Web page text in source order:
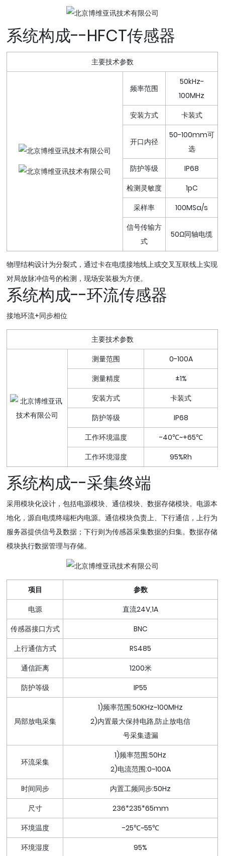
系统构成--HFCT传感器
主要技术参数
频率范围
50kHz-
100MHz
安装方式
卡装式
开口内径
50-100mm可
选
防护等级
IP68
检测灵敏度
1pC
采样率
100MSa/s
信号传输方
式
50Ω同轴电缆
物理结构设计为分裂式，通过卡在电缆接地线上或交叉互联线上实现
对局放脉冲信号的检测，现场安装极为方便。
系统构成--环流传感器
接地环流+同步相位
主要技术参数
测量范围
0-100A
测量精度
±1%
安装方式
卡装式
防护等级
IP68
工作环境温度
-40℃~+65℃
工作环境湿度
95%Rh
系统构成--采集终端
采用模块化设计，包括电源模块、通信模块、数据存储模块。电源本
地化，源自电缆终端柜内电源。通信模块负责上、下行通信，上行为
服务器提供信号及数据；下行则为传感器采集数据的归集。数据存储
模块执行数据管理与存储。
项目
参数
电源
直流24V,1A
传感器接口方式
BNC
上行通信方式
RS485
通信距离
1200米
防护等级
IP55
局部放电采集
1)频率范围:50KHz~100MHz
2)内置最大保持电路,防止放电信
号采集遗漏
环流采集
1)频率范围:50Hz
2)电流范围:0~100A
时间同步
内置工频同步:50Hz
尺寸
236*235*65mm
环境温度
-25℃~55℃
环境湿度
95%